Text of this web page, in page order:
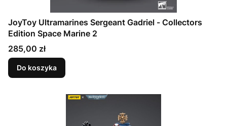
JoyToy Ultramarines Sergeant Gadriel - Collectors
Edition Space Marine 2
Cena
285,00 zł
Do koszyka